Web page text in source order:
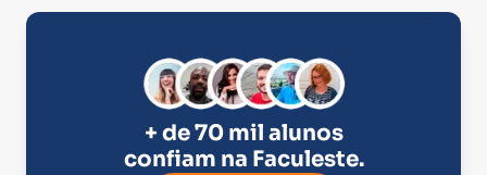
+ de 70 mil alunos
confiam na Faculeste.